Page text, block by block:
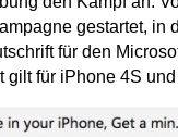
gestartet, in
für den
gilt für iPhone 4S